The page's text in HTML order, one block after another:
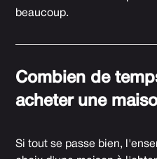
beaucoup.
Combien de
acheter une
Si tout se passe bien,